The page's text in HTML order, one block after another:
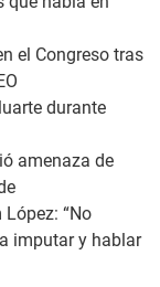
el Congreso tras
durante
amenaza de
“No
imputar y hablar